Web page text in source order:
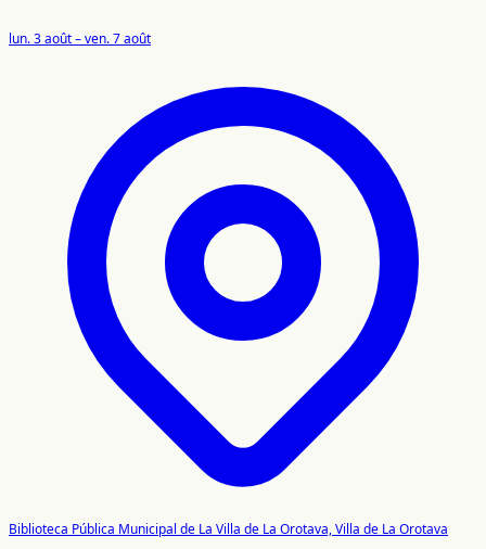
lun. 3 août – ven. 7 août
Biblioteca Pública Municipal de La Villa de La Orotava, Villa de La Orotava